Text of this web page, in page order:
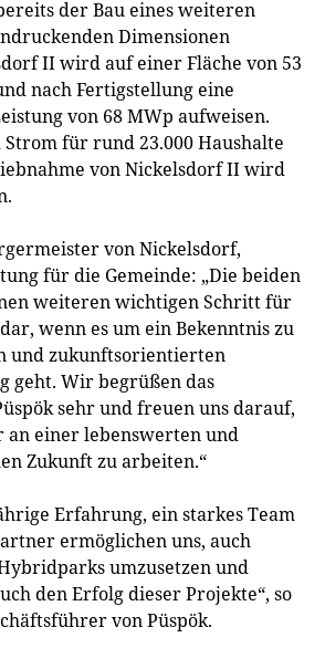
der Bau eines weiteren
Dimensionen
II wird auf einer Fläche von 53
nach Fertigstellung eine
von 68 MWp aufweisen.
für rund 23.000 Haushalte
von Nickelsdorf II wird
von Nickelsdorf,
für die Gemeinde: „Die beiden
weiteren wichtigen Schritt für
wenn es um ein Bekenntnis zu
und zukunftsorientierten
geht. Wir begrüßen das
sehr und freuen uns darauf,
an einer lebenswerten und
Zukunft zu arbeiten.“
Erfahrung, ein starkes Team
ermöglichen uns, auch
umzusetzen und
den Erfolg dieser Projekte“, so
von Püspök.